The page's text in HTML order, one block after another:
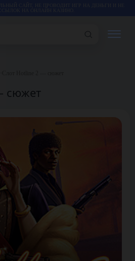
НА ОНЛАЙН КАЗИНО.
сюжет